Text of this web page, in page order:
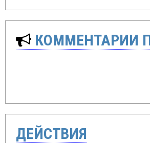
КОММЕНТАРИИ
ДЕЙСТВИЯ